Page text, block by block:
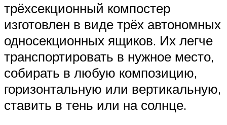
трёхсекционный компостер
изготовлен в виде трёх автономных
односекционных ящиков. Их легче
транспортировать в нужное место,
собирать в любую композицию,
горизонтальную или вертикальную,
ставить в тень или на солнце.